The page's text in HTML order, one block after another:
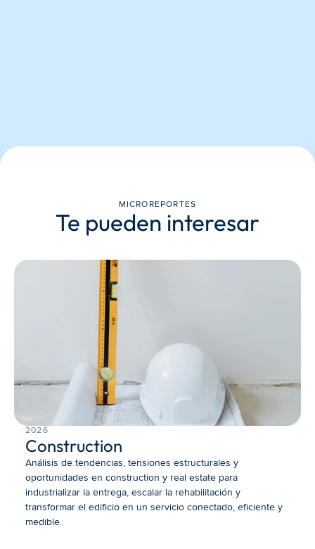
MICROREPORTES
Te pueden interesar
2026
Construction
Análisis de tendencias, tensiones estructurales y
oportunidades en construction y real estate para
industrializar la entrega, escalar la rehabilitación y
transformar el edificio en un servicio conectado, eficiente y
medible.